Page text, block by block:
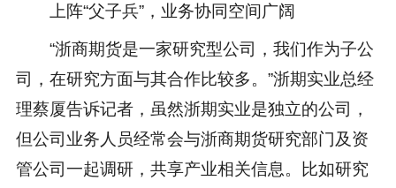
上阵“父子兵”，业务协同空间广阔
“浙商期货是一家研究型公司，我们作为子公
司，在研究方面与其合作比较多。”浙期实业总经
理蔡厦告诉记者，虽然浙期实业是独立的公司，
但公司业务人员经常会与浙商期货研究部门及资
管公司一起调研，共享产业相关信息。比如研究